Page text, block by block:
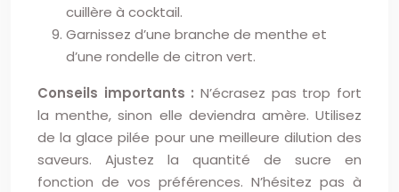
cuillère à cocktail.
Garnissez d’une branche de menthe et
d’une rondelle de citron vert.
Conseils importants : N’écrasez pas trop fort
la menthe, sinon elle deviendra amère. Utilisez
de la glace pilée pour une meilleure dilution des
saveurs. Ajustez la quantité de sucre en
fonction de vos préférences. N’hésitez pas à